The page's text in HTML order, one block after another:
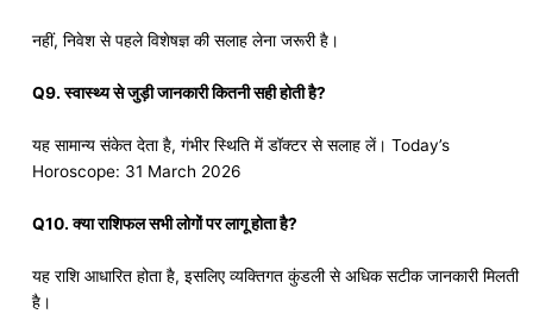
नहीं, निवेश से पहले विशेषज्ञ की सलाह लेना जरूरी है।
Q9. स्वास्थ्य से जुड़ी जानकारी कितनी सही होती है?
यह सामान्य संकेत देता है, गंभीर स्थिति में डॉक्टर से सलाह लें। Today’s
Horoscope: 31 March 2026
Q10. क्या राशिफल सभी लोगों पर लागू होता है?
यह राशि आधारित होता है, इसलिए व्यक्तिगत कुंडली से अधिक सटीक जानकारी मिलती
है।